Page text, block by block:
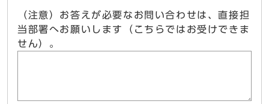
（注意）お答えが必要なお問い合わせは、直接担
当部署へお願いします（こちらではお受けできま
せん）。